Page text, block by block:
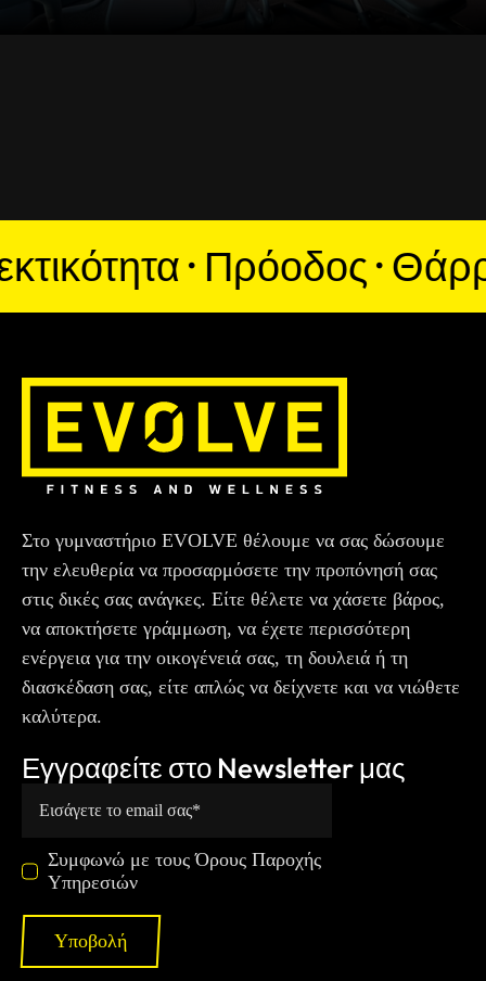
· Πρόοδος ·
Στο γυμναστήριο EVOLVE θέλουμε να σας δώσουμε
την ελευθερία να προσαρμόσετε την προπόνησή σας
στις δικές σας ανάγκες. Είτε θέλετε να χάσετε βάρος,
να αποκτήσετε γράμμωση, να έχετε περισσότερη
ενέργεια για την οικογένειά σας, τη δουλειά ή τη
διασκέδαση σας, είτε απλώς να δείχνετε και να νιώθετε
καλύτερα.
Εγγραφείτε στο Newsletter μας
Συμφωνώ με τους Όρους Παροχής
Υπηρεσιών
Υποβολή